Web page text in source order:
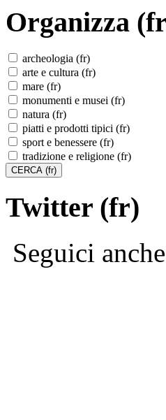
Organizza
archeologia (fr)
arte e cultura (fr)
mare (fr)
monumenti e musei (fr)
natura (fr)
piatti e prodotti tipici (fr)
sport e benessere (fr)
tradizione e religione (fr)
Twitter (fr)
Seguici